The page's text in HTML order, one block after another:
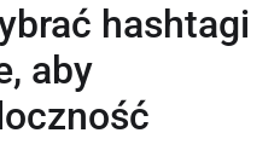
hashtagi
aby